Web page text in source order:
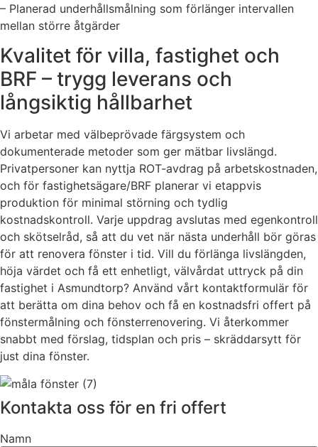
– Planerad underhållsmålning som förlänger intervallen
mellan större åtgärder
Kvalitet för villa, fastighet och
BRF – trygg leverans och
långsiktig hållbarhet
Vi arbetar med välbeprövade färgsystem och
dokumenterade metoder som ger mätbar livslängd.
Privatpersoner kan nyttja ROT-avdrag på arbetskostnaden,
och för fastighetsägare/BRF planerar vi etappvis
produktion för minimal störning och tydlig
kostnadskontroll. Varje uppdrag avslutas med egenkontroll
och skötselråd, så att du vet när nästa underhåll bör göras
för att renovera fönster i tid. Vill du förlänga livslängden,
höja värdet och få ett enhetligt, välvårdat uttryck på din
fastighet i Asmundtorp? Använd vårt kontaktformulär för
att berätta om dina behov och få en kostnadsfri offert på
fönstermålning och fönsterrenovering. Vi återkommer
snabbt med förslag, tidsplan och pris – skräddarsytt för
just dina fönster.
Kontakta oss för en fri offert
Namn